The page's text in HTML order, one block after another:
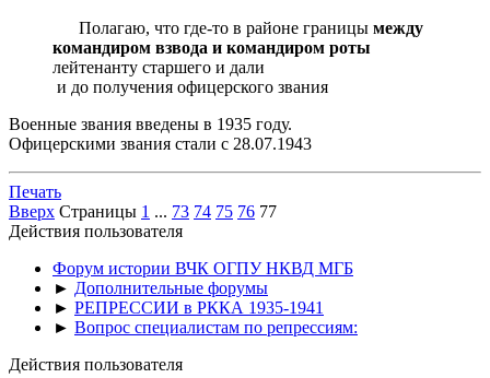
Полагаю, что где-то в районе границы между
командиром взвода и командиром роты
лейтенанту старшего и дали
и до получения офицерского звания
Военные звания введены в 1935 году.
Офицерскими звания стали с 28.07.1943
Печать
Вверх Страницы 1 ... 73 74 75 76 77
Действия пользователя
Форум истории ВЧК ОГПУ НКВД МГБ
► Дополнительные форумы
► РЕПРЕССИИ в РККА 1935-1941
► Вопрос специалистам по репрессиям:
Действия пользователя